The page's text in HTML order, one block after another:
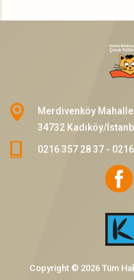
Merdivenköy
34732 Kadıköy/
0216 357 28 37 -
Copyright © 2026 Tüm